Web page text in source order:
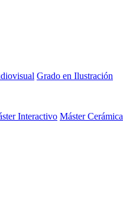
Grado en Ilustración
Interactivo Máster Cerámica